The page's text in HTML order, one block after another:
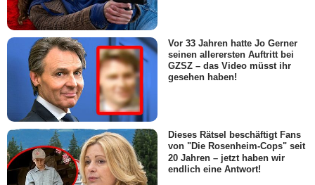
Vor 33 Jahren hatte Jo Gerner
seinen allerersten Auftritt bei
GZSZ – das Video müsst ihr
gesehen haben!
Dieses Rätsel beschäftigt Fans
von "Die Rosenheim-Cops" seit
20 Jahren – jetzt haben wir
endlich eine Antwort!